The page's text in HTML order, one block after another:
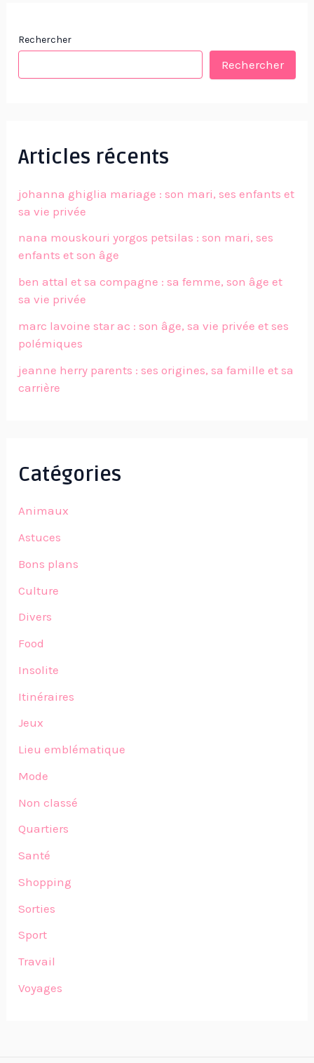
Rechercher
Rechercher
Articles récents
johanna ghiglia mariage : son mari, ses enfants et
sa vie privée
nana mouskouri yorgos petsilas : son mari, ses
enfants et son âge
ben attal et sa compagne : sa femme, son âge et
sa vie privée
marc lavoine star ac : son âge, sa vie privée et ses
polémiques
jeanne herry parents : ses origines, sa famille et sa
carrière
Catégories
Animaux
Astuces
Bons plans
Culture
Divers
Food
Insolite
Itinéraires
Jeux
Lieu emblématique
Mode
Non classé
Quartiers
Santé
Shopping
Sorties
Sport
Travail
Voyages